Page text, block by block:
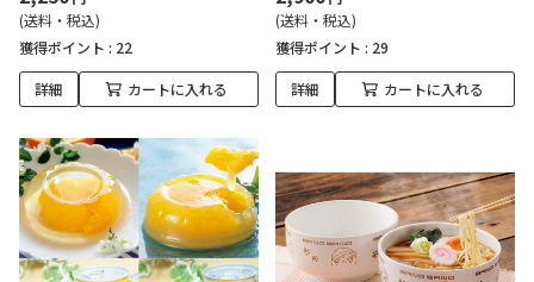
(送料・税込)
獲得ポイント : 22
詳細 カートに入れる
(送料・税込)
獲得ポイント : 29
詳細 カートに入れる